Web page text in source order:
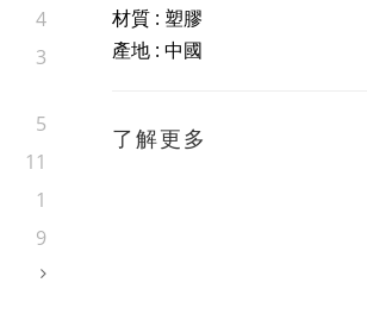
4
3
5
11
1
9
材質 : 塑膠
產地 : 中國
了解更多